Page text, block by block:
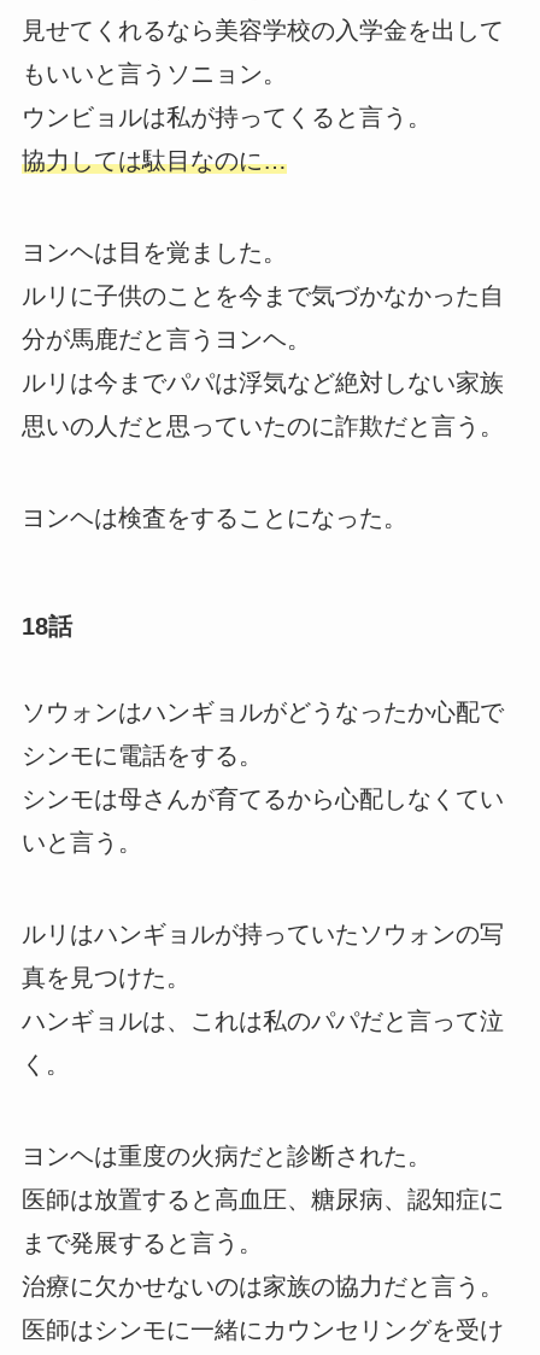
見せてくれるなら美容学校の入学金を出して
もいいと言うソニョン。
ウンビョルは私が持ってくると言う。
協力しては駄目なのに…
ヨンヘは目を覚ました。
ルリに子供のことを今まで気づかなかった自
分が馬鹿だと言うヨンヘ。
ルリは今までパパは浮気など絶対しない家族
思いの人だと思っていたのに詐欺だと言う。
ヨンヘは検査をすることになった。
18話
ソウォンはハンギョルがどうなったか心配で
シンモに電話をする。
シンモは母さんが育てるから心配しなくてい
いと言う。
ルリはハンギョルが持っていたソウォンの写
真を見つけた。
ハンギョルは、これは私のパパだと言って泣
く。
ヨンヘは重度の火病だと診断された。
医師は放置すると高血圧、糖尿病、認知症に
まで発展すると言う。
治療に欠かせないのは家族の協力だと言う。
医師はシンモに一緒にカウンセリングを受け